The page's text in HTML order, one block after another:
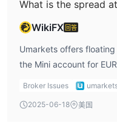
What is the spread
WikiFX 回答
Umarkets offers
the Mini account for
as I upgrade my
personally like lower
Broker Issues
2025-06-18 美国